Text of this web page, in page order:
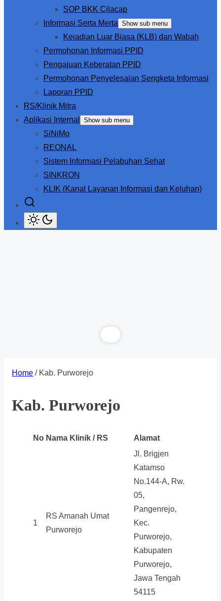
SOP BKK Cilacap
Informasi Serta Merta Show sub menu
Kejadian Luar Biasa (KLB) dan Wabah
Permohonan Informasi PPID
Pengajuan Keberatan PPID
Permohonan Penyelesaian Sengketa Informasi
Laporan PPID
RS/Klinik Mitra
Aplikasi Internal
Show sub menu
SiNiMo
REONAL
Sistem Informasi Pelabuhan Sehat
SINKRON
KLIK (Kanal Layanan Informasi dan Keluhan)
Home / Kab. Purworejo
Kab. Purworejo
No Nama Klinik / RS Alamat
1
RS Amanah Umat
Purworejo
Jl. Brigjen
Katamso
No.144-A, Rw.
05,
Pangenrejo,
Kec.
Purworejo,
Kabupaten
Purworejo,
Jawa Tengah
54115